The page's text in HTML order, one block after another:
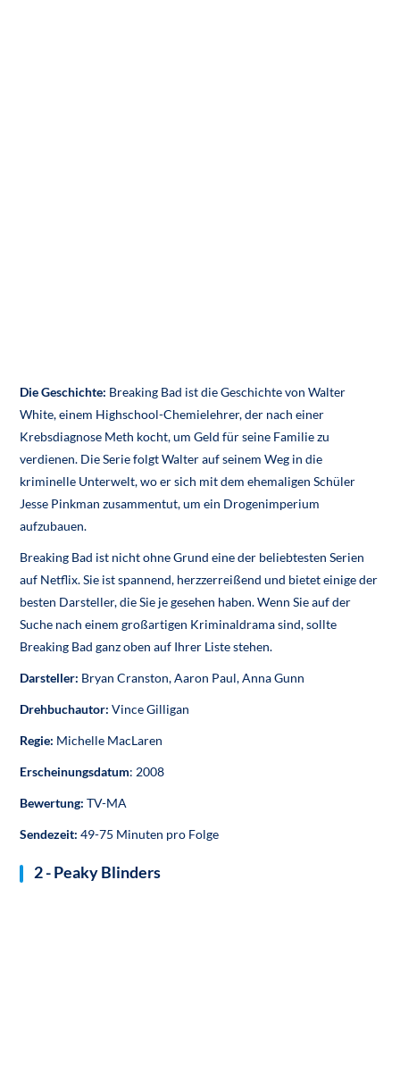
Die Geschichte: Breaking Bad ist die Geschichte von Walter
White, einem Highschool-Chemielehrer, der nach einer
Krebsdiagnose Meth kocht, um Geld für seine Familie zu
verdienen. Die Serie folgt Walter auf seinem Weg in die
kriminelle Unterwelt, wo er sich mit dem ehemaligen Schüler
Jesse Pinkman zusammentut, um ein Drogenimperium
aufzubauen.
Breaking Bad ist nicht ohne Grund eine der beliebtesten Serien
auf Netflix. Sie ist spannend, herzzerreißend und bietet einige der
besten Darsteller, die Sie je gesehen haben. Wenn Sie auf der
Suche nach einem großartigen Kriminaldrama sind, sollte
Breaking Bad ganz oben auf Ihrer Liste stehen.
Darsteller: Bryan Cranston, Aaron Paul, Anna Gunn
Drehbuchautor: Vince Gilligan
Regie: Michelle MacLaren
Erscheinungsdatum: 2008
Bewertung:TV-MA
Sendezeit:49-75 Minuten pro Folge
2 - Peaky Blinders